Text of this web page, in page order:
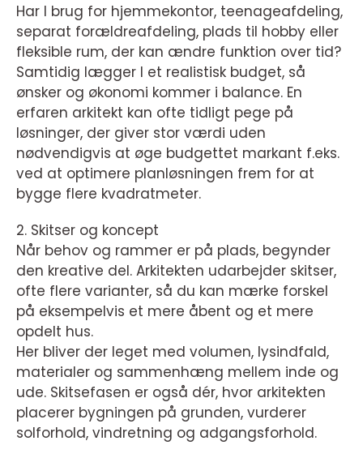
Har I brug for hjemmekontor, teenageafdeling,
separat forældreafdeling, plads til hobby eller
fleksible rum, der kan ændre funktion over tid?
Samtidig lægger I et realistisk budget, så
ønsker og økonomi kommer i balance. En
erfaren arkitekt kan ofte tidligt pege på
løsninger, der giver stor værdi uden
nødvendigvis at øge budgettet markant f.eks.
ved at optimere planløsningen frem for at
bygge flere kvadratmeter.
2. Skitser og koncept
Når behov og rammer er på plads, begynder
den kreative del. Arkitekten udarbejder skitser,
ofte flere varianter, så du kan mærke forskel
på eksempelvis et mere åbent og et mere
opdelt hus.
Her bliver der leget med volumen, lysindfald,
materialer og sammenhæng mellem inde og
ude. Skitsefasen er også dér, hvor arkitekten
placerer bygningen på grunden, vurderer
solforhold, vindretning og adgangsforhold.